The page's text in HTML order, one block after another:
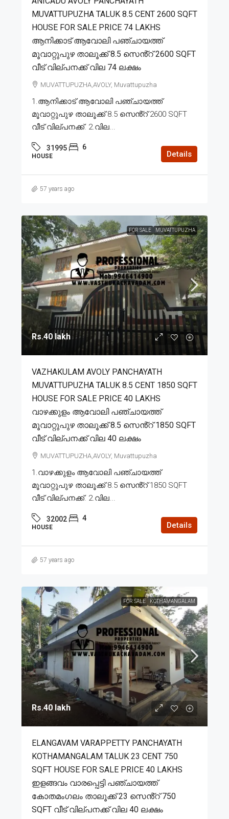
MUVATTUPUZHA TALUK 8.5 CENT 2600 SQFT
HOUSE FOR SALE PRICE 74 LAKHS
ആനിക്കാട് ആവോലി പഞ്ചായത്ത്
മൂവാറ്റുപുഴ താലൂക്ക് 8.5 സെൻ്റ് 2600 SQFT
വീട് വില്പനക്ക് വില 74 ലക്ഷം
MUVATTUPUZHA,AVOLY, Muvattupuzha
1.ആനിക്കാട് ആവോലി പഞ്ചായത്ത്
മൂവാറ്റുപുഴ താലൂക്ക് 8.5 സെൻ്റ് 2600 SQFT
വീട് വില്പനക്ക്. 2.വില...
31995 6
HOUSE Details
57 years ago
FOR SALE MUVATTUPUZHA
Rs.40 lakh
VAZHAKULAM AVOLY PANCHAYATH
MUVATTUPUZHA TALUK 8.5 CENT 1850 SQFT
HOUSE FOR SALE PRICE 40 LAKHS
വാഴക്കുളം ആവോലി പഞ്ചായത്ത്
മൂവാറ്റുപുഴ താലൂക്ക് 8.5 സെൻ്റ് 1850 SQFT
വീട് വില്പനക്ക് വില 40 ലക്ഷം
MUVATTUPUZHA,AVOLY, Muvattupuzha
1.വാഴക്കുളം ആവോലി പഞ്ചായത്ത്
മൂവാറ്റുപുഴ താലൂക്ക് 8.5 സെൻ്റ് 1850 SQFT
വീട് വില്പനക്ക്. 2.വില...
32002 4
HOUSE Details
57 years ago
FOR SALE KOTHAMANGALAM
Rs.40 lakh
ELANGAVAM VARAPPETTY PANCHAYATH
KOTHAMANGALAM TALUK 23 CENT 750
SQFT HOUSE FOR SALE PRICE 40 LAKHS
ഇളങ്ങവം വാരപ്പെട്ടി പഞ്ചായത്ത്
കോതമംഗലം താലൂക്ക് 23 സെൻ്റ് 750
SQFT വീട് വില്പനക്ക് വില 40 ലക്ഷം